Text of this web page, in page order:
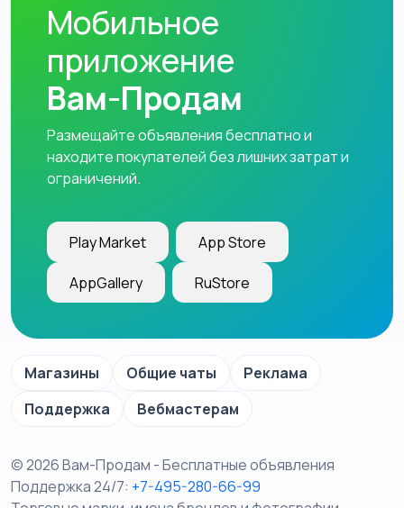
Мобильное
приложение
Вам-Продам
Размещайте объявления бесплатно и
находите покупателей без лишних затрат и
ограничений.
Play Market App Store
AppGallery RuStore
Магазины Общие чаты
Реклама
Поддержка
Вебмастерам
© 2026 Вам-Продам - Бесплатные объявления
Поддержка 24/7: +7-495-280-66-99